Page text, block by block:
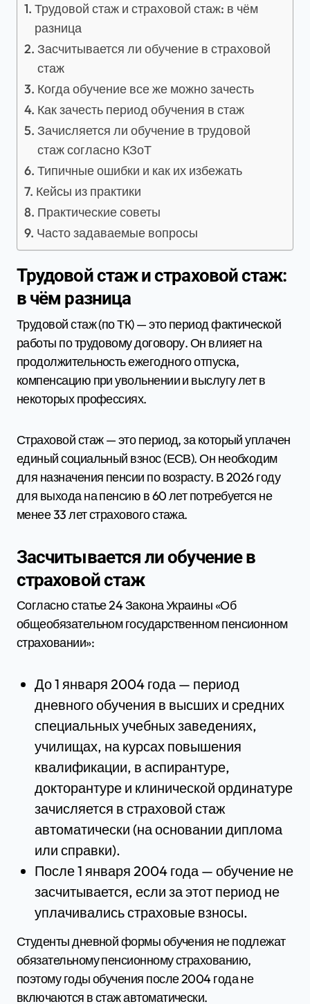
Трудовой стаж и страховой стаж: в чём
разница
Засчитывается ли обучение в страховой
стаж
Когда обучение все же можно зачесть
Как зачесть период обучения в стаж
Зачисляется ли обучение в трудовой
стаж согласно КЗоТ
Типичные ошибки и как их избежать
Кейсы из практики
Практические советы
Часто задаваемые вопросы
Трудовой стаж и страховой стаж:
в чём разница
Трудовой стаж (по ТК) — это период фактической
работы по трудовому договору. Он влияет на
продолжительность ежегодного отпуска,
компенсацию при увольнении и выслугу лет в
некоторых профессиях.
Страховой стаж — это период, за который уплачен
единый социальный взнос (ЕСВ). Он необходим
для назначения пенсии по возрасту. В 2026 году
для выхода на пенсию в 60 лет потребуется не
менее 33 лет страхового стажа.
Засчитывается ли обучение в
страховой стаж
Согласно статье 24 Закона Украины «Об
общеобязательном государственном пенсионном
страховании»:
До 1 января 2004 года — период
дневного обучения в высших и средних
специальных учебных заведениях,
училищах, на курсах повышения
квалификации, в аспирантуре,
докторантуре и клинической ординатуре
зачисляется в страховой стаж
автоматически (на основании диплома
или справки).
После 1 января 2004 года — обучение не
засчитывается, если за этот период не
уплачивались страховые взносы.
Студенты дневной формы обучения не подлежат
обязательному пенсионному страхованию,
поэтому годы обучения после 2004 года не
включаются в стаж автоматически.